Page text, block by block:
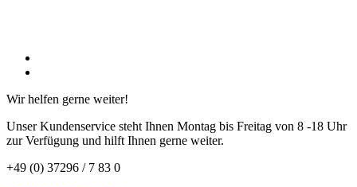
Wir helfen gerne weiter!
Unser Kundenservice steht Ihnen Montag bis Freitag von 8 -18 Uhr
zur Verfügung und hilft Ihnen gerne weiter.
+49 (0) 37296 / 7 83 0